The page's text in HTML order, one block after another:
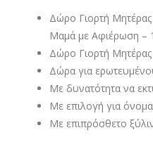
Δώρο Γιορτή
Μαμά με Αφιέρωση –
Δώρο Γιορτή Μητέρας
Δώρα για
Με δυνατότητα να
Με επιλογή για όνομα
Με επιπρόσθετο